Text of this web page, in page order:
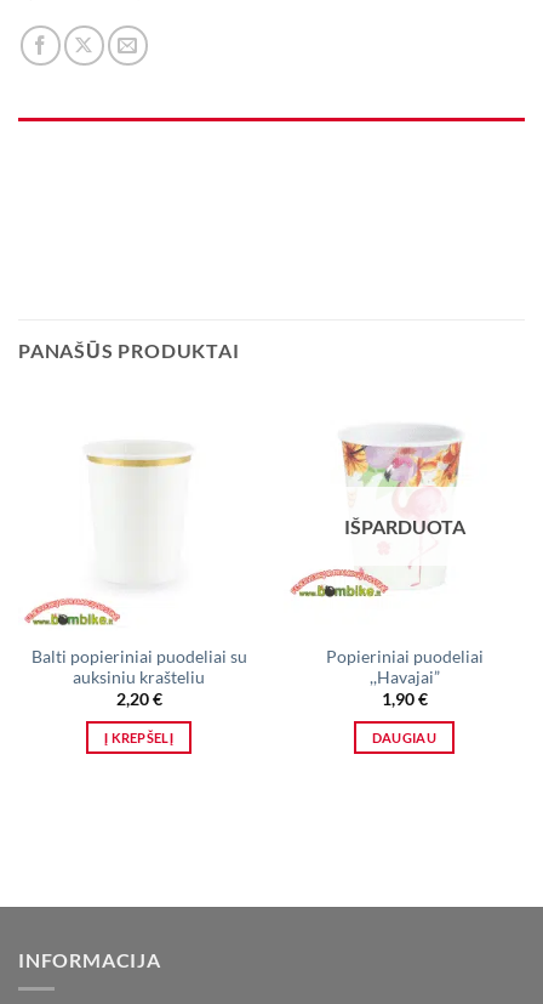
PANAŠŪS PRODUKTAI
Balti popieriniai puodeliai su
auksiniu krašteliu
2,20€
Į KREPŠELĮ
IŠPARDUOTA
Popieriniai puodeliai
,,Havajai”
1,90€
DAUGIAU
INFORMACIJA